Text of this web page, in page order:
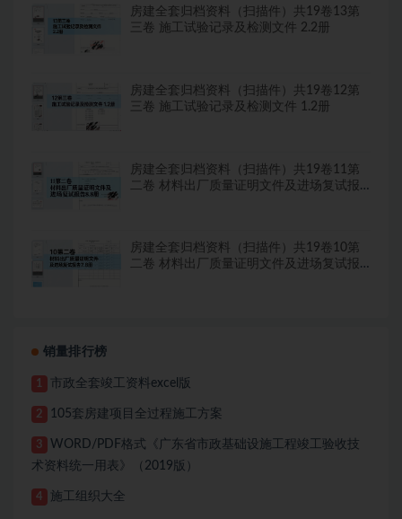
房建全套归档资料（扫描件）共19卷13第
三卷 施工试验记录及检测文件 2.2册
房建全套归档资料（扫描件）共19卷12第
三卷 施工试验记录及检测文件 1.2册
房建全套归档资料（扫描件）共19卷11第
二卷 材料出厂质量证明文件及进场复试报
房建全套归档资料（扫描件）共19卷10第
二卷 材料出厂质量证明文件及进场复试报
销量排行榜
1 市政全套竣工资料excel版
2 105套房建项目全过程施工方案
3
WORD/PDF格式《广东省市政基础设施工程竣工验收技
术资料统一用表》（2019版）
4 施工组织大全